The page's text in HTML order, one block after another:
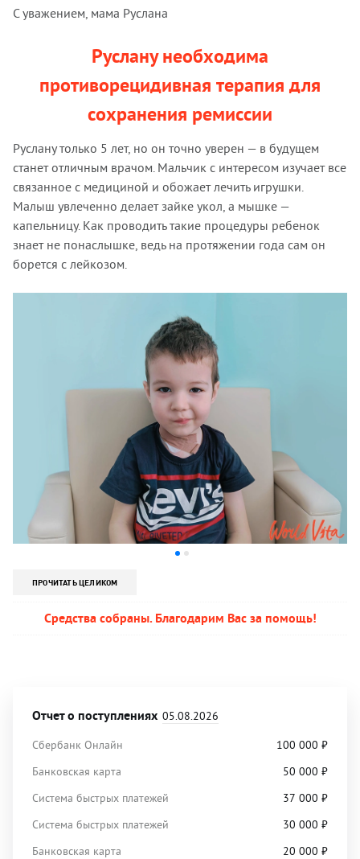
С уважением, мама Руслана
Руслану необходима
противорецидивная терапия для
сохранения ремиссии
Руслану только 5 лет, но он точно уверен — в будущем
станет отличным врачом. Мальчик с интересом изучает все
связанное с медициной и обожает лечить игрушки.
Малыш увлеченно делает зайке укол, а мышке —
капельницу. Как проводить такие процедуры ребенок
знает не понаслышке, ведь на протяжении года сам он
борется с лейкозом.
ПРОЧИТАТЬ ЦЕЛИКОМ
Средства собраны. Благодарим Вас за помощь!
Отчет о поступлениях 05.08.2026
Сбербанк Онлайн
100 000 ₽
Банковская карта
50 000 ₽
Система быстрых платежей
37 000 ₽
Система быстрых платежей
30 000 ₽
Банковская карта
20 000 ₽